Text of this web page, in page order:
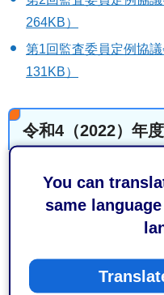
You can
same
264KB）
第1回監査委員定例協
131KB）
令和4（2022）年
第12回監査委員定例
（PDF：283KB）
第4回監査委員臨時協
第11回監査委員定例協